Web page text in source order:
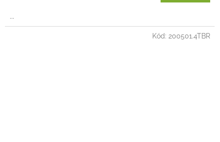
...
Kód: 200501.4TBR